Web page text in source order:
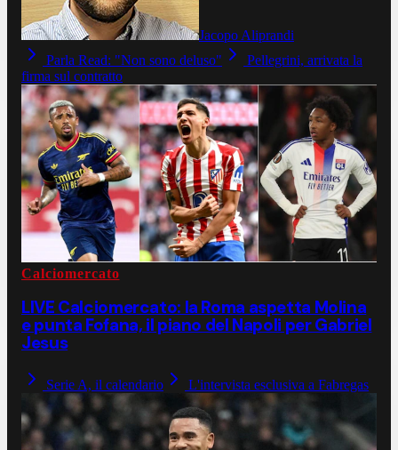
Jacopo Aliprandi
Parla Read: "Non sono deluso"
Pellegrini, arrivata la
firma sul contratto
Calciomercato
LIVE Calciomercato: la Roma aspetta Molina
e punta Fofana, il piano del Napoli per Gabriel
Jesus
Serie A, il calendario L'intervista esclusiva a Fabregas